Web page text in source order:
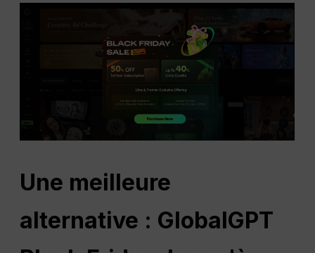
Une meilleure
alternative : GlobalGPT